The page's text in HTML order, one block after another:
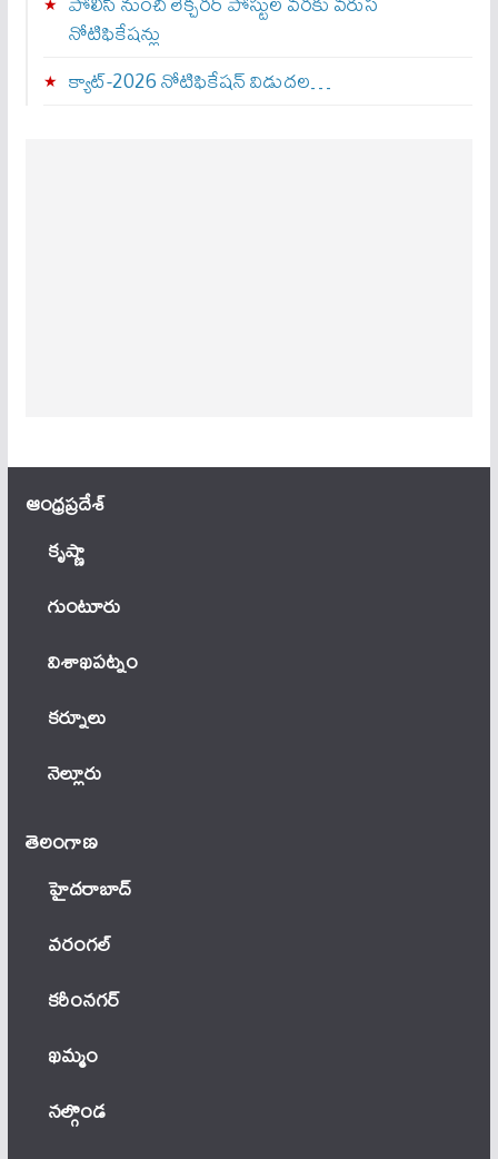
నోటిఫికేషన్లు
క్యాట్-2026 నోటిఫికేషన్ విడుదల…
ఆంధ్ర‌ప్ర‌దేశ్
కృష్ణా
గుంటూరు
విశాఖపట్నం
కర్నూలు
నెల్లూరు
తెలంగాణ‌
హైదరాబాద్
వ‌రంగ‌ల్
కరీంనగర్
ఖ‌మ్మం
నల్గొండ